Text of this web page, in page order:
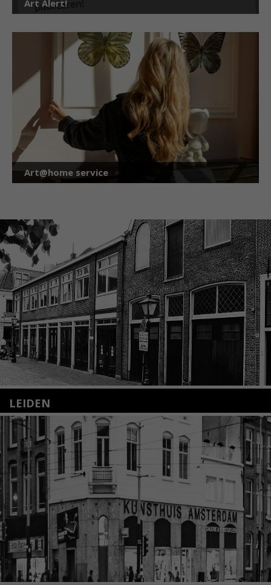
Art Alert!
Art@home service
LEIDEN
Nieuwstraat 35
2312 KA Leiden
+31(0)71 – 52 84 480
info@kunsthuisleiden.nl
Lees meer